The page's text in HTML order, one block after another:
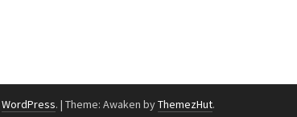
WordPress. | Theme: Awaken byThemezHut.